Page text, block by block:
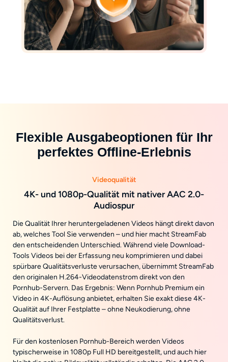
Flexible Ausgabeoptionen für Ihr
perfektes Offline-Erlebnis
Videoqualität
4K- und 1080p-Qualität mit nativer AAC 2.0-
Audiospur
Die Qualität Ihrer heruntergeladenen Videos hängt direkt davon
ab, welches Tool Sie verwenden – und hier macht StreamFab
den entscheidenden Unterschied. Während viele Download-
Tools Videos bei der Erfassung neu komprimieren und dabei
spürbare Qualitätsverluste verursachen, übernimmt StreamFab
den originalen H.264-Videodatenstrom direkt von den
Pornhub-Servern. Das Ergebnis: Wenn Pornhub Premium ein
Video in 4K-Auflösung anbietet, erhalten Sie exakt diese 4K-
Qualität auf Ihrer Festplatte – ohne Neukodierung, ohne
Qualitätsverlust.
Für den kostenlosen Pornhub-Bereich werden Videos
typischerweise in 1080p Full HD bereitgestellt, und auch hier